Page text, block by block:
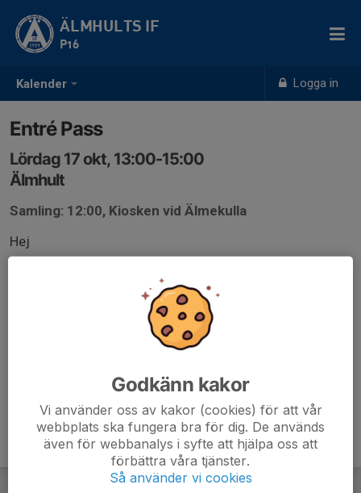
Kalender Logga in
ÄLMHULTS IF
P16
Entré Pass
Lördag 17 okt, 13:00-15:00
Älmhult
Samling: 12:00, Kiosken vid Älmekulla
Hej
Vi behöver två personer som bemannar Entrén
Anmälan är öppen för lagets målsmän.
Godkänn kakor
Vi använder oss av kakor (cookies) för att vår
webbplats ska fungera bra för dig. De används
även för webbanalys i syfte att hjälpa oss att
förbättra våra tjänster.
Så använder vi cookies